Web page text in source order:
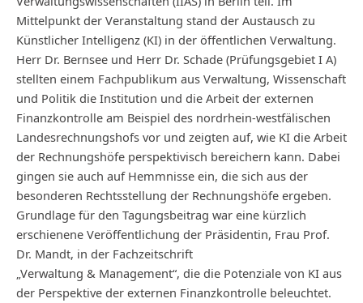
Mittelpunkt der Veranstaltung stand der Austausch zu
Künstlicher Intelligenz (KI) in der öffentlichen Verwaltung.
Herr Dr. Bernsee und Herr Dr. Schade (Prüfungsgebiet I A)
stellten einem Fachpublikum aus Verwaltung, Wissenschaft
und Politik die Institution und die Arbeit der externen
Finanzkontrolle am Beispiel des nordrhein-westfälischen
Landesrechnungshofs vor und zeigten auf, wie KI die Arbeit
der Rechnungshöfe perspektivisch bereichern kann. Dabei
gingen sie auch auf Hemmnisse ein, die sich aus der
besonderen Rechtsstellung der Rechnungshöfe ergeben.
Grundlage für den Tagungsbeitrag war eine kürzlich
erschienene Veröffentlichung der Präsidentin, Frau Prof.
Dr. Mandt, in der Fachzeitschrift
„Verwaltung & Management“, die die Potenziale von KI aus
der Perspektive der externen Finanzkontrolle beleuchtet.